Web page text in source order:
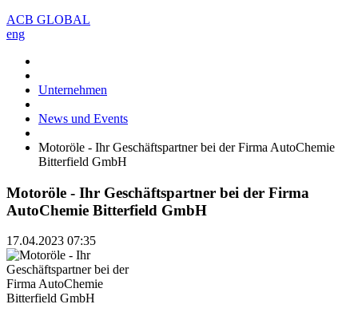
ACB GLOBAL
eng
Unternehmen
News und Events
​Motoröle - Ihr Geschäftspartner bei der Firma AutoChemie
Bitterfield GmbH
​Motoröle - Ihr Geschäftspartner bei der Firma
AutoChemie Bitterfield GmbH
17.04.2023 07:35